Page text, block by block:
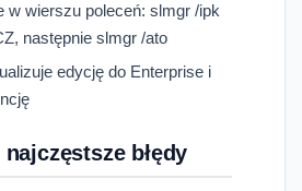
w wierszu poleceń: slmgr /ipk
następnie slmgr /ato
edycję do Enterprise i
błędy